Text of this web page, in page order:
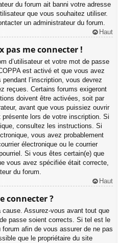
du forum ait banni votre adresse
que vous souhaitez utiliser.
un administrateur du forum.
Haut
pas me connecter !
d’utilisateur et votre mot de passe
est activé et que vous avez
l’inscription, vous devrez
reçues. Certains forums exigeront
doivent être activées, soit par
avant que vous puissiez ouvrir
lors de votre inscription. Si
consultez les instructions. Si
vous avez probablement
électronique ou le courrier
Si vous êtes certain(e) que
vous avez spécifiée était correcte,
du forum.
Haut
connecter ?
Assurez-vous avant tout que
passe soient corrects. Si tel est le
afin de vous assurer de ne pas
que le propriétaire du site